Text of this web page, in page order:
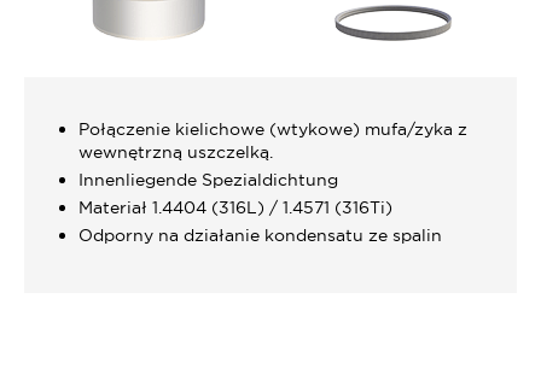
Połączenie kielichowe (wtykowe) mufa/zyka z
wewnętrzną uszczelką.
Innenliegende Spezialdichtung
Materiał 1.4404 (316L) / 1.4571 (316Ti)
Odporny na działanie kondensatu ze spalin